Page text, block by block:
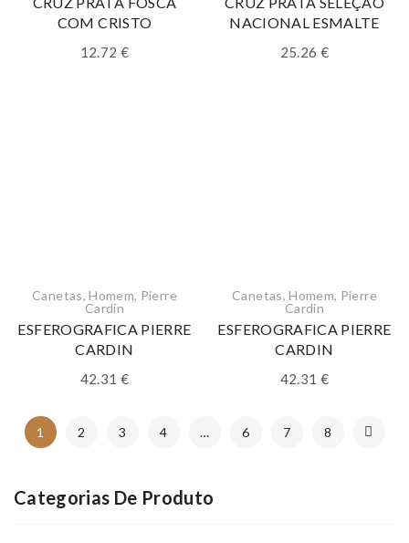
COM CRISTO
12.72 €
NACIONAL ESMALTE
25.26 €
Canetas,Homem, Pierre
Cardin
ESFEROGRAFICA PIERRE
CARDIN
42.31 €
Canetas,Homem, Pierre
Cardin
ESFEROGRAFICA PIERRE
CARDIN
42.31 €
1 2 3 4 … 6 7 8
Categorias De Produto